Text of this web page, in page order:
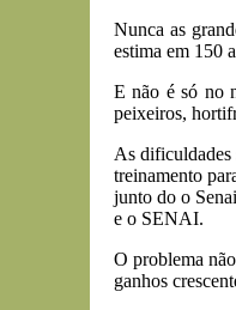
Nunca as
estima em 150
E não é só no
peixeiros,
As dificuldades
treinamento
junto do o
e o SENAI.
O problema
ganhos